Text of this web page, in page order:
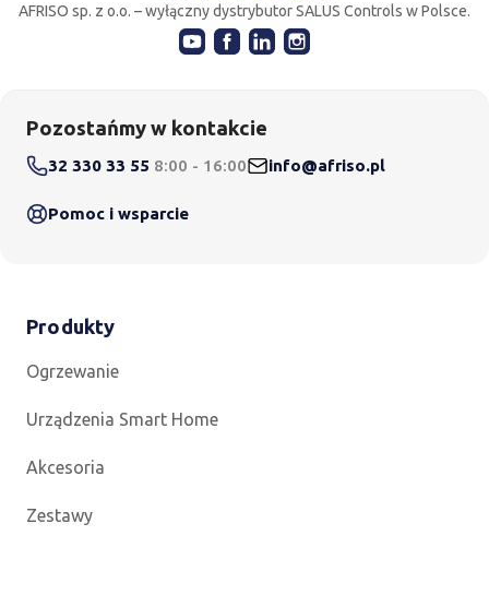
AFRISO sp. z o.o. – wyłączny dystrybutor SALUS Controls w Polsce.
Pozostańmy w kontakcie
32 330 33 55 8:00 - 16:00 info@afriso.pl
Pomoc i wsparcie
Produkty
Ogrzewanie
Urządzenia Smart Home
Akcesoria
Zestawy